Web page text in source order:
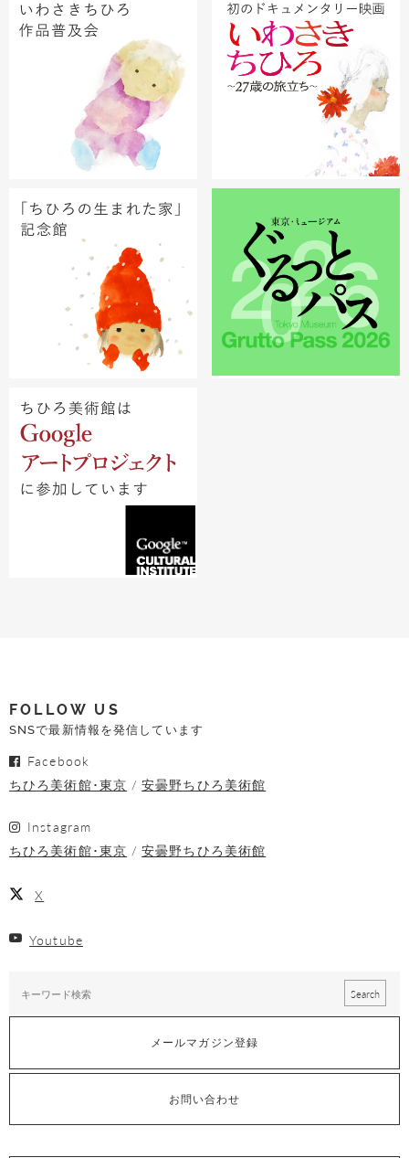
FOLLOW US
SNSで最新情報を発信しています
Facebook
ちひろ美術館･東京
安曇野ちひろ美術館
Instagram
ちひろ美術館･東京
安曇野ちひろ美術館
X
Youtube
メールマガジン登録
お問い合わせ